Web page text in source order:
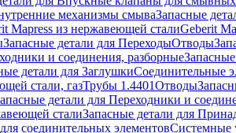
механизмы смываЗапасные
Mapress из нержавеющей сталиGeberit
Запасные детали для ПереходыОтводы
и соединения, разборные
детали для ЗаглушкиСоединительные
стали, газТрубы 1.4401Отводы
детали для Переходники и
сталиЗапасные детали для
соединительных элементовСистемные